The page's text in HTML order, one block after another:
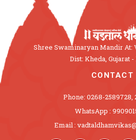
Shree Swaminaryan Mandir At:
Dist: Kheda, Gujarat
CONTACT
Phone: 0268-2589728,
WhatsApp :
Email :